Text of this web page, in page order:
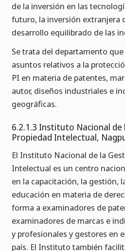
de la inversión en las
futuro, la inversión extranjera
desarrollo equilibrado de las
Se trata del departamento
asuntos relativos a la
PI en materia de patentes,
autor, diseños industriales e
geográficas.
6.2.1.3 Instituto Nacional de
Propiedad Intelectual,
El Instituto Nacional de la
Intelectual es un centro
en la capacitación, la gestión,
educación en materia de
forma a examinadores de
examinadores de marcas e
y profesionales y gestores en
país. El Instituto también